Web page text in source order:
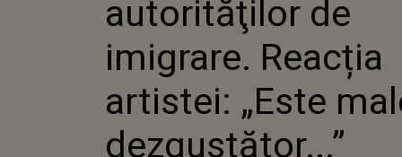
autorităţilor de
imigrare. Reacția
artistei: „Este
dezgustător...”